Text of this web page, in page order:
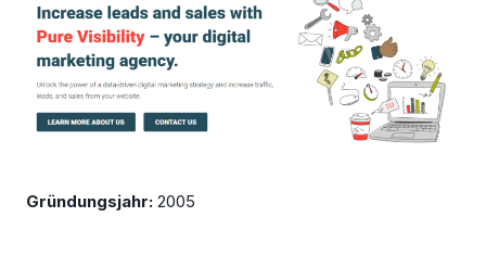
Gründungsjahr: 2005